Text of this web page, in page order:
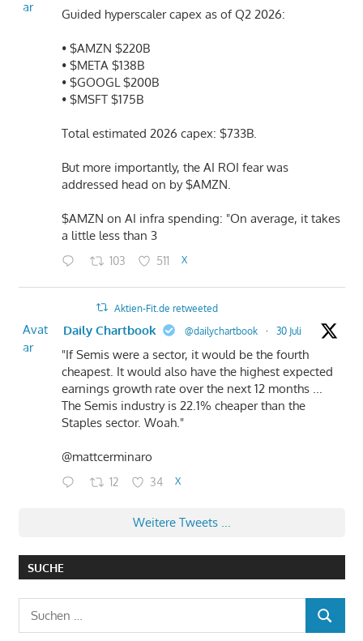
ar Guided hyperscaler capex as of Q2 2026:
• $AMZN $220B
• $META $138B
• $GOOGL $200B
• $MSFT $175B
Total estimated 2026 capex: $733B.
But more importantly, the AI ROI fear was
addressed head on by $AMZN.
$AMZN on AI infra spending: "On average, it takes
a little less than 3
103 511 X
Aktien-Fit.de retweeted
Avat
ar
Daily Chartbook @dailychartbook · 30 Juli
"If Semis were a sector, it would be the fourth
cheapest. It would also have the highest expected
earnings growth rate over the next 12 months ...
The Semis industry is 22.1% cheaper than the
Staples sector. Woah."
@mattcerminaro
12 34 X
Weitere Tweets ...
SUCHE
Suchen
nach:
SUCHEN